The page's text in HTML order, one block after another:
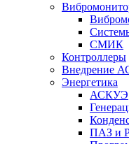
СМИК
Контроллеры
Внедрение
Энергетика
АСКУЭ
ПАЗ и